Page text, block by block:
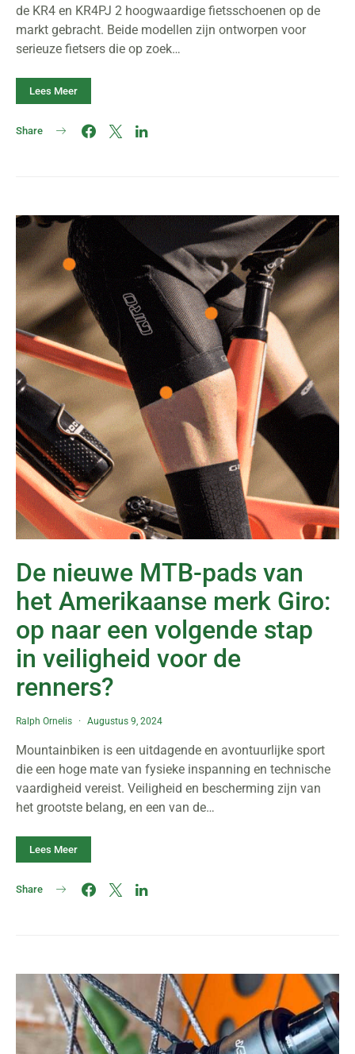
de KR4 en KR4PJ 2 hoogwaardige fietsschoenen op de
markt gebracht. Beide modellen zijn ontworpen voor
serieuze fietsers die op zoek…
Lees Meer
Share
De nieuwe MTB-pads van
het Amerikaanse merk Giro:
op naar een volgende stap
in veiligheid voor de
renners?
Ralph Ornelis Augustus 9, 2024
Mountainbiken is een uitdagende en avontuurlijke sport
die een hoge mate van fysieke inspanning en technische
vaardigheid vereist. Veiligheid en bescherming zijn van
het grootste belang, en een van de…
Lees Meer
Share